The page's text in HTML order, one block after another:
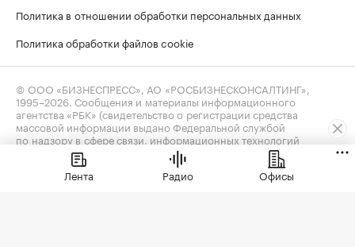
Политика в отношении обработки персональных данных
Политика обработки файлов cookie
© ООО «БИЗНЕСПРЕСС», АО «РОСБИЗНЕСКОНСАЛТИНГ»,
1995–2026 . Сообщения и материалы информационного
агентства «РБК» (свидетельство о регистрации средства
массовой информации выдано Федеральной службой
по надзору в сфере связи, информационных технологий
и массовых коммуникаций (Роскомнадзор) 09.12.2015
за номером ИА №ФС77-63848) и сетевого издания «РБК»
(свидетельство о регистрации средства массовой информации
Лента Радио Офисы